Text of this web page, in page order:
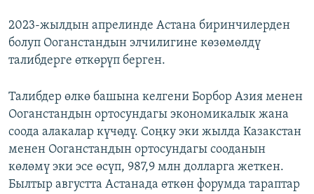
2023-жылдын апрелинде Астана биринчилерден
болуп Ооганстандын элчилигине көзөмөлдү
талибдерге өткөрүп берген.
Талибдер өлкө башына келгени Борбор Азия менен
Ооганстандын ортосундагы экономикалык жана
соода алакалар күчөдү. Соңку эки жылда Казакстан
менен Ооганстандын ортосундагы сооданын
көлөмү эки эсе өсүп, 987,9 млн долларга жеткен.
Былтыр августта Астанада өткөн форумда тараптар